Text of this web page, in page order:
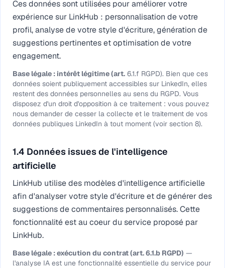
Ces données sont utilisées pour améliorer votre
expérience sur LinkHub : personnalisation de votre
profil, analyse de votre style d'écriture, génération de
suggestions pertinentes et optimisation de votre
engagement.
Base légale : intérêt légitime (art. 6.1.f RGPD). Bien que ces
données soient publiquement accessibles sur LinkedIn, elles
restent des données personnelles au sens du RGPD. Vous
disposez d'un droit d'opposition à ce traitement : vous pouvez
nous demander de cesser la collecte et le traitement de vos
données publiques LinkedIn à tout moment (voir section 8).
1.4 Données issues de l'intelligence
artificielle
LinkHub utilise des modèles d'intelligence artificielle
afin d'analyser votre style d'écriture et de générer des
suggestions de commentaires personnalisés. Cette
fonctionnalité est au coeur du service proposé par
LinkHub.
Base légale : exécution du contrat (art. 6.1.b RGPD) —
l'analyse IA est une fonctionnalité essentielle du service pour